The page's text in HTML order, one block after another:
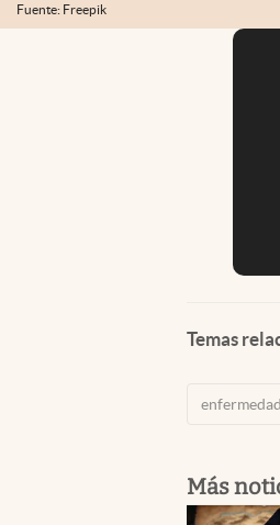
Fuente: Freepik
Temas
enfermedad
Más